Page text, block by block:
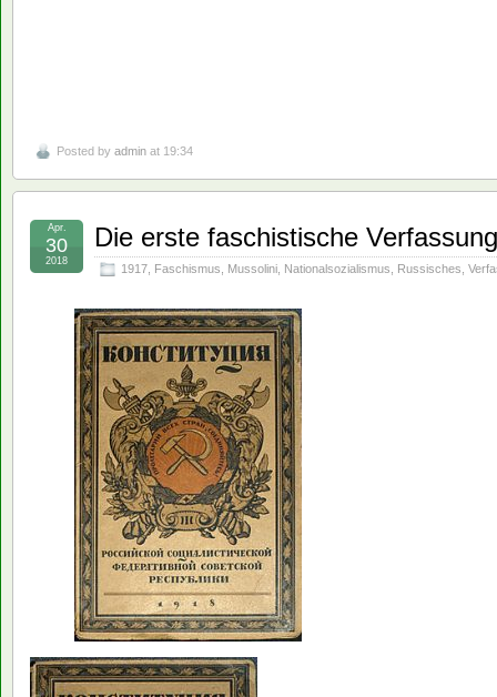
Posted by admin at 19:34
Die erste faschistische
1917 Faschismus Mussolini Nationalsozialismus Russisches
Apr.
30
2018